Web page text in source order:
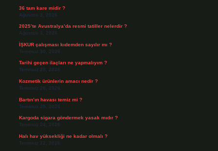
36 tam kare midir ?
Ağustos 3, 2026
2025’te Avustralya’da resmi tatiller nelerdir ?
Ağustos 3, 2026
İŞKUR çalışması kıdemden sayılır mı ?
Temmuz 30, 2026
Tarihi geçen ilaçları ne yapmalıyım ?
Temmuz 28, 2026
Kozmetik ürünlerin amacı nedir ?
Temmuz 26, 2026
Bartın’ın havası temiz mi ?
Temmuz 25, 2026
Kargoda sigara göndermek yasak mıdır ?
Temmuz 24, 2026
Halı hav yüksekliği ne kadar olmalı ?
Temmuz 22, 2026